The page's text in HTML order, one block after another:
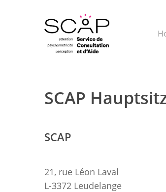
SCAP
SCAP
21, rue Léon Laval
L-3372 Leudelange